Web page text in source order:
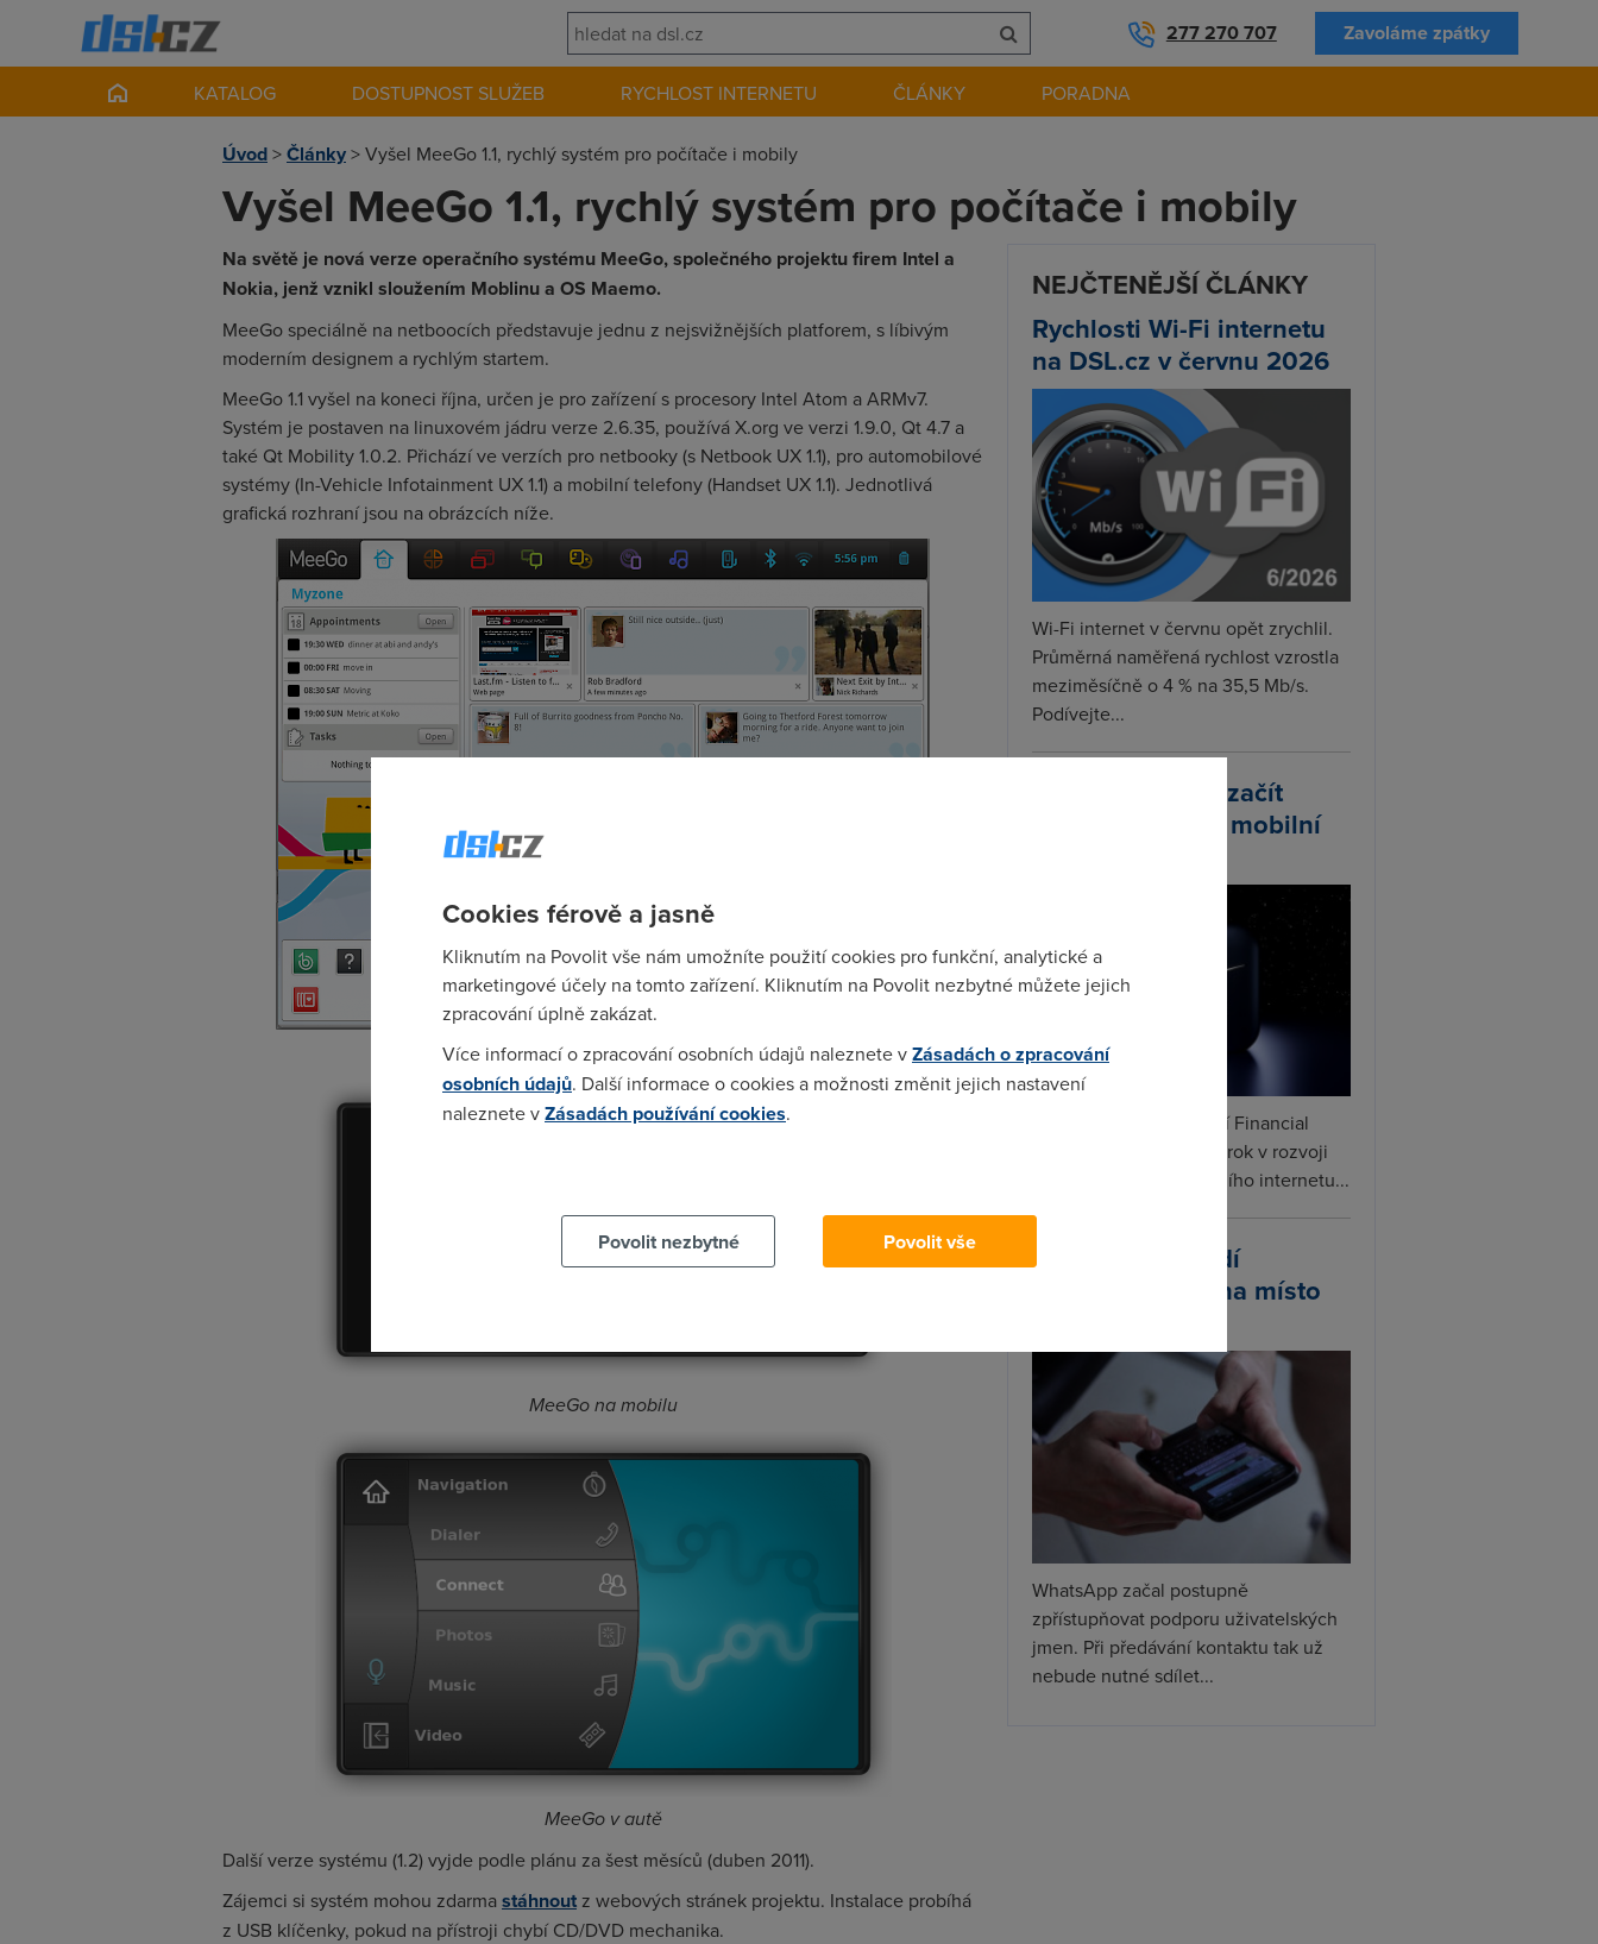
277 270 707 Zavoláme zpátky
KATALOG DOSTUPNOST SLUŽEB RYCHLOST INTERNETU ČLÁNKY PORADNA
Úvod>Články>Vyšel MeeGo 1.1, rychlý systém pro počítače i mobily
Vyšel MeeGo 1.1, rychlý systém pro počítače i mobily
Na světě je nová verze operačního systému MeeGo, společného projektu firem Intel a
Nokia, jenž vznikl sloužením Moblinu a OS Maemo.
MeeGo speciálně na netboocích představuje jednu z nejsvižnějších platforem, s líbivým
moderním designem a rychlým startem.
MeeGo 1.1 vyšel na koneci října, určen je pro zařízení s procesory Intel Atom a ARMv7.
Systém je postaven na linuxovém jádru verze 2.6.35, používá X.org ve verzi 1.9.0, Qt 4.7 a
také Qt Mobility 1.0.2. Přichází ve verzích pro netbooky (s Netbook UX 1.1), pro automobilové
systémy (In-Vehicle Infotainment UX 1.1) a mobilní telefony (Handset UX 1.1). Jednotlivá
grafická rozhraní jsou na obrázcích níže.
MeeGo na netbooku
MeeGo na mobilu
MeeGo v autě
Další verze systému (1.2) vyjde podle plánu za šest měsíců (duben 2011).
Zájemci si systém mohou zdarmastáhnout z webových stránek projektu. Instalace probíhá
z USB klíčenky, pokud na přístroji chybí CD/DVD mechanika.
NEJČTENĚJŠÍ ČLÁNKY
Rychlosti Wi-Fi internetu
na DSL.cz v červnu 2026
Wi-Fi internet v červnu opět zrychlil.
Průměrná naměřená rychlost vzrostla
meziměsíčně o 4 % na 35,5 Mb/s.
Podívejte...
Starlink plánuje začít
prodávat vlastní mobilní
SpaceX podle informací Financial
Times připravuje další krok v rozvoji
Starlinku. Vedle satelitního internetu...
WhatsApp zavádí
uživatelská jména místo
WhatsApp začal postupně
zpřístupňovat podporu uživatelských
jmen. Při předávání kontaktu tak už
nebude nutné sdílet...
Cookies férově a jasně
Kliknutím na Povolit vše nám umožníte použití cookies pro funkční, analytické a
marketingové účely na tomto zařízení. Kliknutím na Povolit nezbytné můžete jejich
zpracování úplně zakázat.
Více informací o zpracování osobních údajů naleznete vZásadách o zpracování
osobních údajů. Další informace o cookies a možnosti změnit jejich nastavení
naleznete vZásadách používání cookies.
Povolit nezbytné
Povolit vše